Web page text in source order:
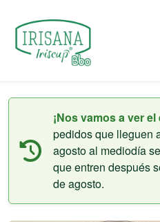
¡Nos vamos a ver
pedidos que lleguen
agosto al mediodía
que entren después
de agosto.